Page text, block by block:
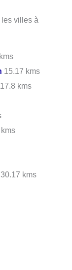
villes à
15.17 kms
17.8 kms
30.17 kms